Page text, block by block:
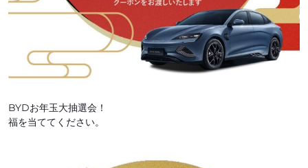
BYDお年玉大抽選会！
福を当ててください。